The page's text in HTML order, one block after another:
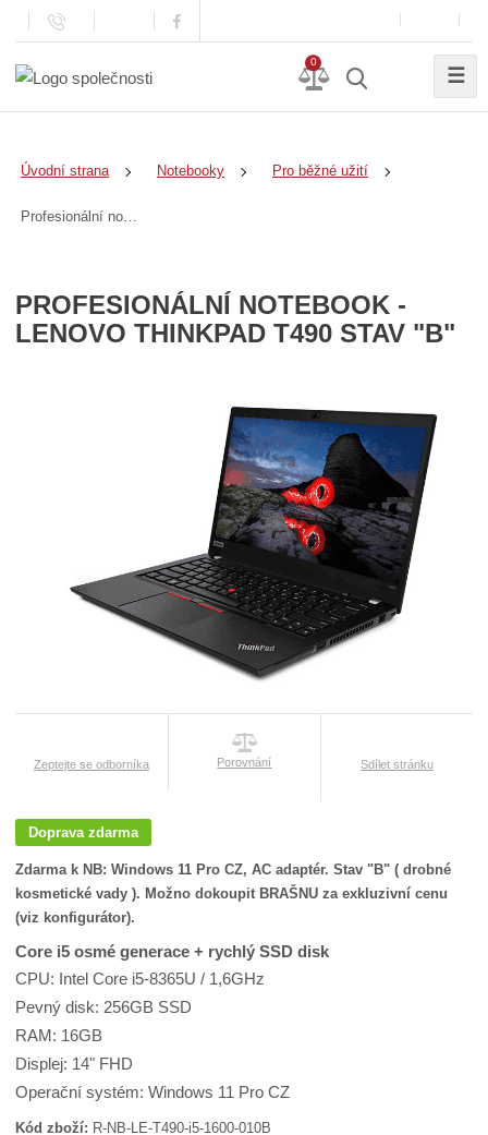
0
☰
Úvodní strana Notebooky Pro běžné užití
Profesionální notebook - Lenovo ThinkPad T490 stav "B"
PROFESIONÁLNÍ NOTEBOOK -
LENOVO THINKPAD T490 STAV "B"
Zeptejte se odborníka Porovnání Sdílet stránku
Doprava zdarma
Zdarma k NB: Windows 11 Pro CZ, AC adaptér. Stav "B" ( drobné
kosmetické vady ). Možno dokoupit BRAŠNU za exkluzivní cenu
(viz konfigurátor).
Core i5 osmé generace + rychlý SSD disk
CPU: Intel Core i5-8365U / 1,6GHz
Pevný disk: 256GB SSD
RAM: 16GB
Displej: 14" FHD
Operační systém: Windows 11 Pro CZ
Kód zboží: R-NB-LE-T490-i5-1600-010B